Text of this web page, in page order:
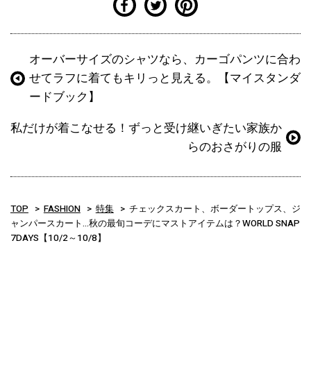
オーバーサイズのシャツなら、カーゴパンツに合わ
せてラフに着てもキリっと見える。【マイスタンダ
ードブック】
私だけが着こなせる！ずっと受け継いぎたい家族か
らのおさがりの服
TOP FASHION 特集
チェックスカート、ボーダートップス、ジ
ャンパースカート…秋の最旬コーデにマストアイテムは？WORLD SNAP
7DAYS【10/2～10/8】